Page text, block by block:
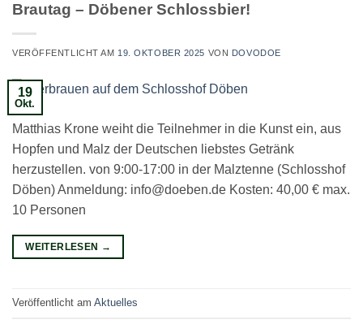
Brautag – Döbener Schlossbier!
VERÖFFENTLICHT AM 19. OKTOBER 2025 VON DOVODOE
19
Okt.
Matthias Krone weiht die Teilnehmer in die Kunst ein, aus
Hopfen und Malz der Deutschen liebstes Getränk
herzustellen. von 9:00-17:00 in der Malztenne (Schlosshof
Döben) Anmeldung: info@doeben.de Kosten: 40,00 € max.
10 Personen
WEITERLESEN →
Veröffentlicht am Aktuelles